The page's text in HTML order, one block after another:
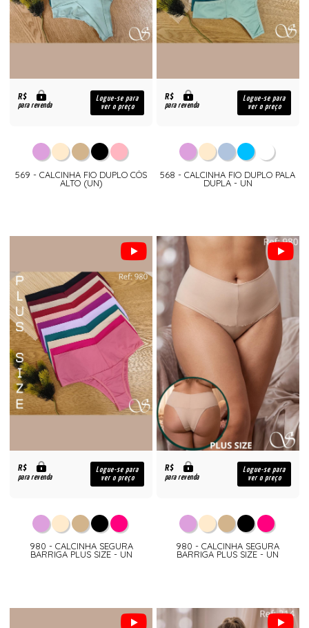
R$
para revenda
Logue-se para
ver o preço
569 - CALCINHA FIO DUPLO CÓS
ALTO (UN)
R$
para revenda
Logue-se para
ver o preço
568 - CALCINHA FIO DUPLO PALA
DUPLA - UN
R$
para revenda
Logue-se para
ver o preço
980 - CALCINHA SEGURA
BARRIGA PLUS SIZE - UN
R$
para revenda
Logue-se para
ver o preço
980 - CALCINHA SEGURA
BARRIGA PLUS SIZE - UN